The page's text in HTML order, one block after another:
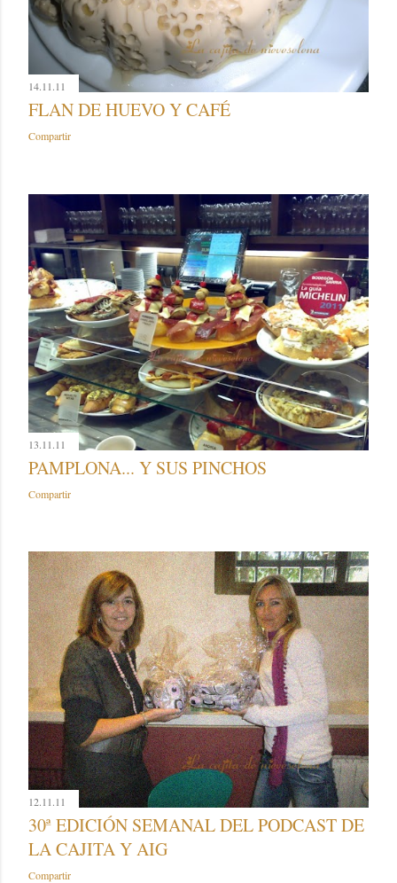
14.11.11
FLAN DE HUEVO Y CAFÉ
Compartir
13.11.11
PAMPLONA... Y SUS PINCHOS
Compartir
12.11.11
30ª EDICIÓN SEMANAL DEL PODCAST DE
LA CAJITA Y AIG
Compartir